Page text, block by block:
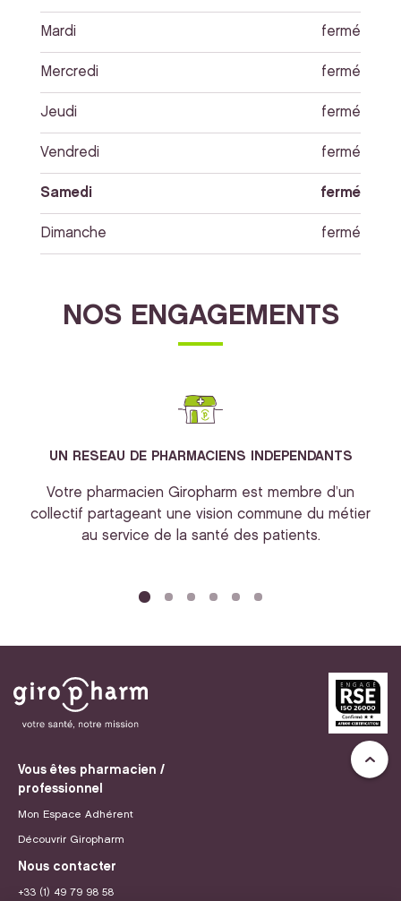
Mardi fermé
Mercredi fermé
Jeudi fermé
Vendredi fermé
Samedi fermé
Dimanche fermé
NOS ENGAGEMENTS
UN RESEAU DE PHARMACIENS INDEPENDANTS
Votre pharmacien Giropharm est membre d’un
collectif partageant une vision commune du métier
au service de la santé des patients.
Vous êtes pharmacien /
professionnel
Mon Espace Adhérent
Découvrir Giropharm
Nous contacter
+33 (1) 49 79 98 58